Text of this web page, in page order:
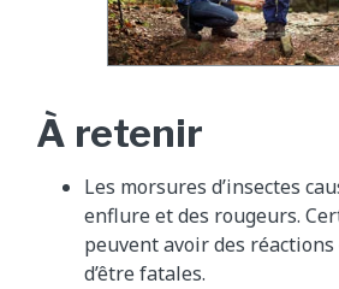
À retenir
Les morsures d’insectes
enflure et des rougeurs.
peuvent avoir des
d’être fatales.